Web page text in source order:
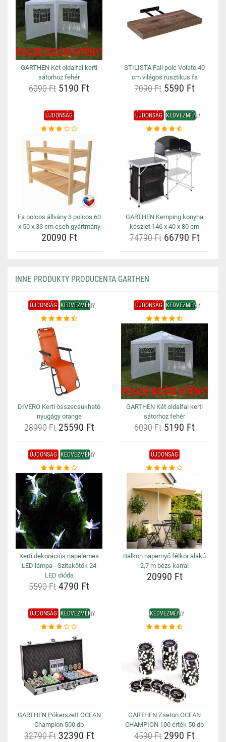
GARTHEN Két oldalfal kerti
sátorhoz fehér
6090 Ft 5190 Ft
STILISTA Fali polc Volato 40
cm világos rusztikus fa
7090 Ft 5590 Ft
ÚJDONSÁG
Fa polcos állvány 3 polcos 60
x 50 x 33 cm cseh gyártmány
20090 Ft
ÚJDONSÁG KEDVEZMÉNY
GARTHEN Kemping konyha
készlet 146 x 40 x 80 cm
74790 Ft66790 Ft
INNE PRODUKTY PRODUCENTA GARTHEN
ÚJDONSÁG KEDVEZMÉNY
DIVERO Kerti összecsukható
nyugágy orange
28990 Ft25590 Ft
ÚJDONSÁG KEDVEZMÉNY
GARTHEN Két oldalfal kerti
sátorhoz fehér
6090 Ft 5190 Ft
ÚJDONSÁG KEDVEZMÉNY
Kerti dekorációs napelemes
LED lámpa - Szitakötők 24
LED dióda
5590 Ft 4790 Ft
ÚJDONSÁG
Balkon napernyő félkör alakú
2,7 m bézs karral
20990 Ft
ÚJDONSÁG KEDVEZMÉNY
GARTHEN Pókerszett OCEAN
Champion 500 db
32790 Ft32390 Ft
KEDVEZMÉNY
GARTHEN Zseton OCEAN
CHAMPION 100 érték 50 db
4590 Ft 2990 Ft